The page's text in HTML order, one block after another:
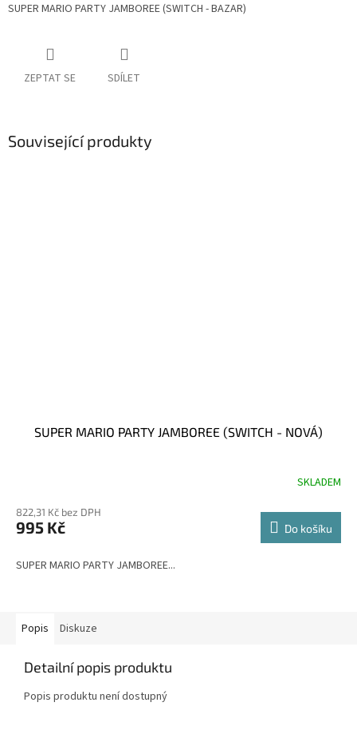
SUPER MARIO PARTY JAMBOREE (SWITCH - BAZAR)
ZEPTAT SE SDÍLET
Související produkty
SUPER MARIO PARTY JAMBOREE (SWITCH - NOVÁ)
SKLADEM
822,31 Kč bez DPH
995 Kč Do košíku
SUPER MARIO PARTY JAMBOREE...
Popis Diskuze
Detailní popis produktu
Popis produktu není dostupný